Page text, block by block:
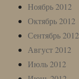
Ноябрь 2012
Октябрь 2012
Сентябрь 2012
Август 2012
Июль 2012